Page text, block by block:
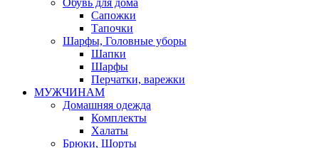
Обувь для дома
Сапожки
Тапочки
Шарфы, Головные уборы
Шапки
Шарфы
Перчатки, варежки
МУЖЧИНАМ
Домашняя одежда
Комплекты
Халаты
Брюки, Шорты